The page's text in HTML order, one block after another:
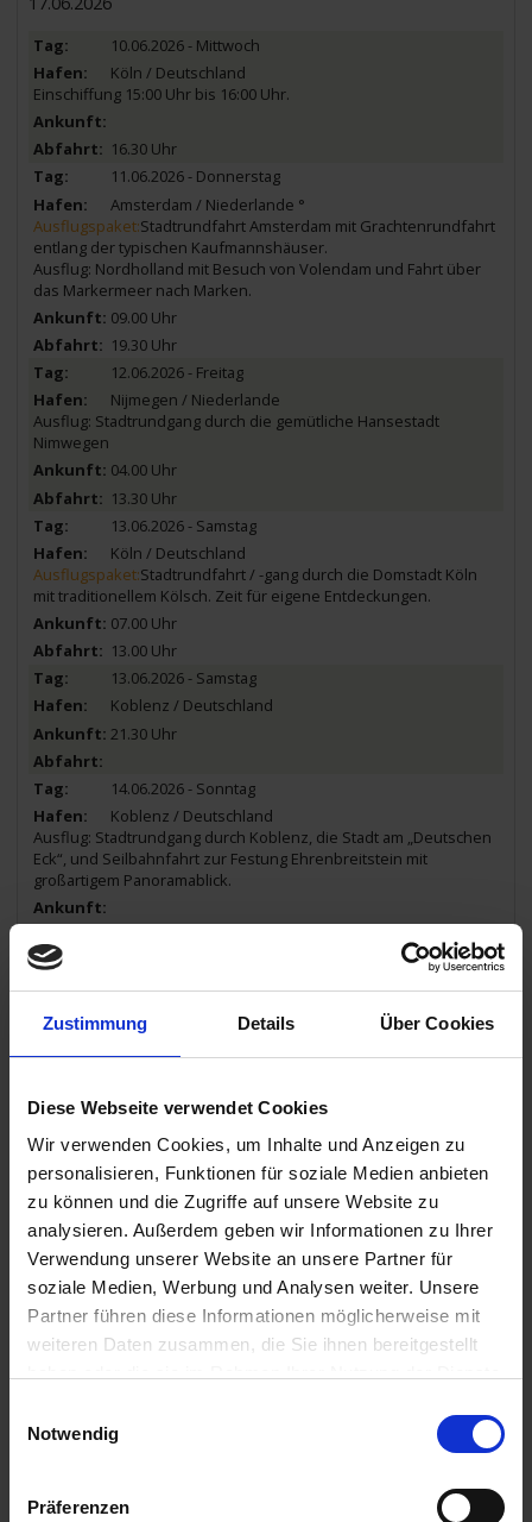
Zustimmung Details Über Cookies
Diese Webseite verwendet Cookies
Wir verwenden Cookies, um Inhalte und Anzeigen zu
personalisieren, Funktionen für soziale Medien anbieten
zu können und die Zugriffe auf unsere Website zu
analysieren. Außerdem geben wir Informationen zu Ihrer
Verwendung unserer Website an unsere Partner für
soziale Medien, Werbung und Analysen weiter. Unsere
Partner führen diese Informationen möglicherweise mit
weiteren Daten zusammen, die Sie ihnen bereitgestellt
Notwendig
Präferenzen
10.06.2026 - Mittwoch
Köln / Deutschland
Einschiffung 15:00 Uhr bis 16:00 Uhr.
16.30 Uhr
11.06.2026 - Donnerstag
Amsterdam / Niederlande °
Ausflugspaket:Stadtrundfahrt Amsterdam mit Grachtenrundfahrt
entlang der typischen Kaufmannshäuser.
Ausflug: Nordholland mit Besuch von Volendam und Fahrt über
das Markermeer nach Marken.
09.00 Uhr
19.30 Uhr
12.06.2026 - Freitag
Nijmegen / Niederlande
Ausflug: Stadtrundgang durch die gemütliche Hansestadt
Nimwegen
04.00 Uhr
13.30 Uhr
13.06.2026 - Samstag
Köln / Deutschland
Ausflugspaket:Stadtrundfahrt / -gang durch die Domstadt Köln
mit traditionellem Kölsch. Zeit für eigene Entdeckungen.
07.00 Uhr
13.00 Uhr
13.06.2026 - Samstag
Koblenz / Deutschland
21.30 Uhr
14.06.2026 - Sonntag
Koblenz / Deutschland
Ausflug: Stadtrundgang durch Koblenz, die Stadt am „Deutschen
Eck“, und Seilbahnfahrt zur Festung Ehrenbreitstein mit
großartigem Panoramablick.
Rüdesheim / Deutschland
Ausflug: Lassen Sie sich bei einem Glas Wein von künstlerisch-
musikalischen Erfindungen vergangener Zeiten verblüffen in
„Siegfried‘s Mechanischem Musikkabinett“.
15.06.2026 - Montag
Rüdesheim / Deutschland
04.00 Uhr
15.06.2026 - Montag
Mannheim / Deutschland
Ausflug in die altehrwürdige Domstadt Speyer.
Oder: Ausflug nach Heidelberg
12.00 Uhr
Kehl (Straßburg) / Deutschland
Ausflugspaket:
Stadtrundfahrt / -gang Straßburg mit Besuch der